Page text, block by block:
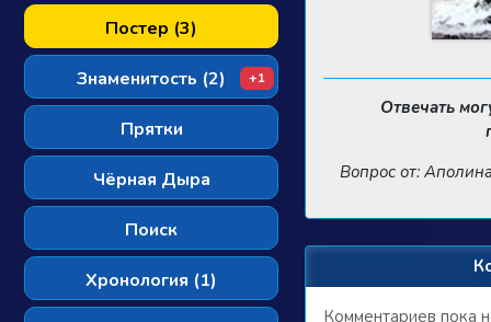
Постер (3)
Знаменитость (2) +1
Прятки
Чёрная Дыра
Поиск
Хронология (1)
Отвечать
Вопрос от:
Комментариев пока